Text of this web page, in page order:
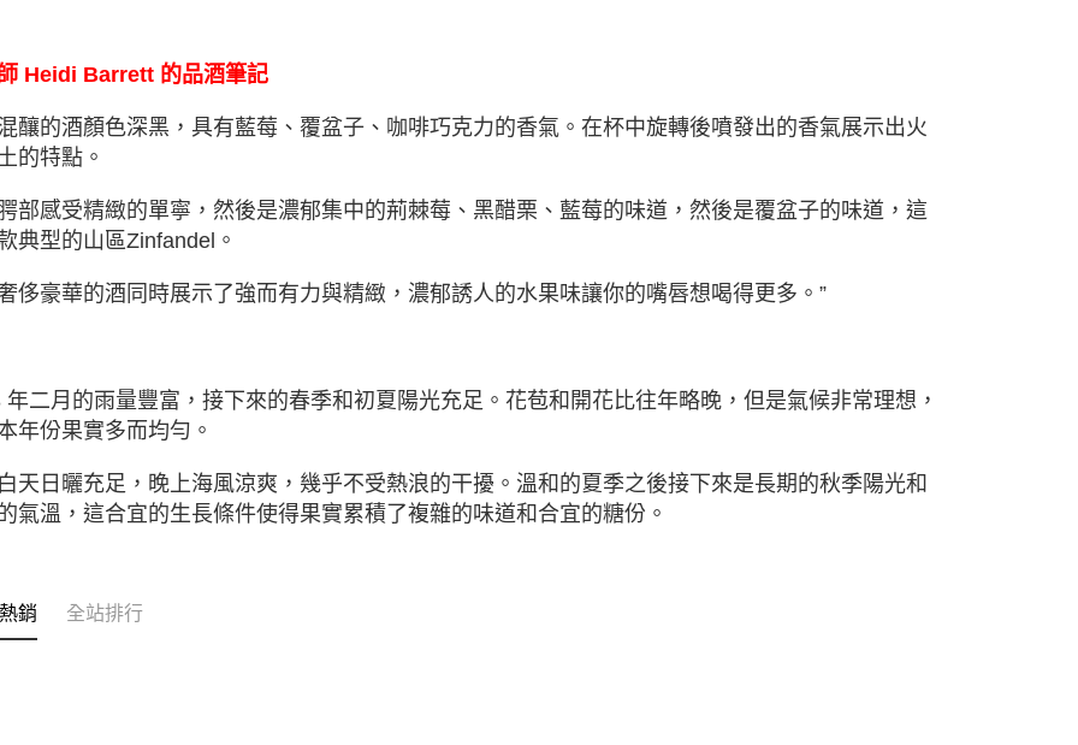
Heidi Barrett 的品酒筆記
釀的酒顏色深黑，具有藍莓、覆盆子、咖啡巧克力的香氣。在杯中旋轉後噴發出的香氣展示出火
的特點。
部感受精緻的單寧，然後是濃郁集中的荊棘莓、黑醋栗、藍莓的味道，然後是覆盆子的味道，這
典型的⼭區Zinfandel。
侈豪華的酒同時展示了強而有力與精緻，濃郁誘人的水果味讓你的嘴唇想喝得更多。”
年二月的雨量豐富，接下來的春季和初夏陽光充足。花苞和開花比往年略晚，但是氣候非常理想，
年份果實多而均勻。
天日曬充足，晚上海風涼爽，幾乎不受熱浪的干擾。溫和的夏季之後接下來是⻑期的秋季陽光和
氣溫，這合宜的生⻑條件使得果實累積了複雜的味道和合宜的糖份。
銷 全站排行